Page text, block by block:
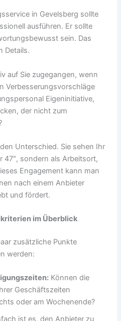
in Gevelsberg sollte
ausführen. Er sollte
sein. Das
Details.
auf Sie zugegangen, wenn
Verbesserungsvorschläge
Eigeninitiative,
der nicht zum
Unterschied. Sie sehen Ihr
47″, sondern als Arbeitsort,
Engagement kann man
nach einem Anbieter
und fördert.
im Überblick
zusätzliche Punkte
werden:
Können die
Geschäftszeiten
oder am Wochenende?